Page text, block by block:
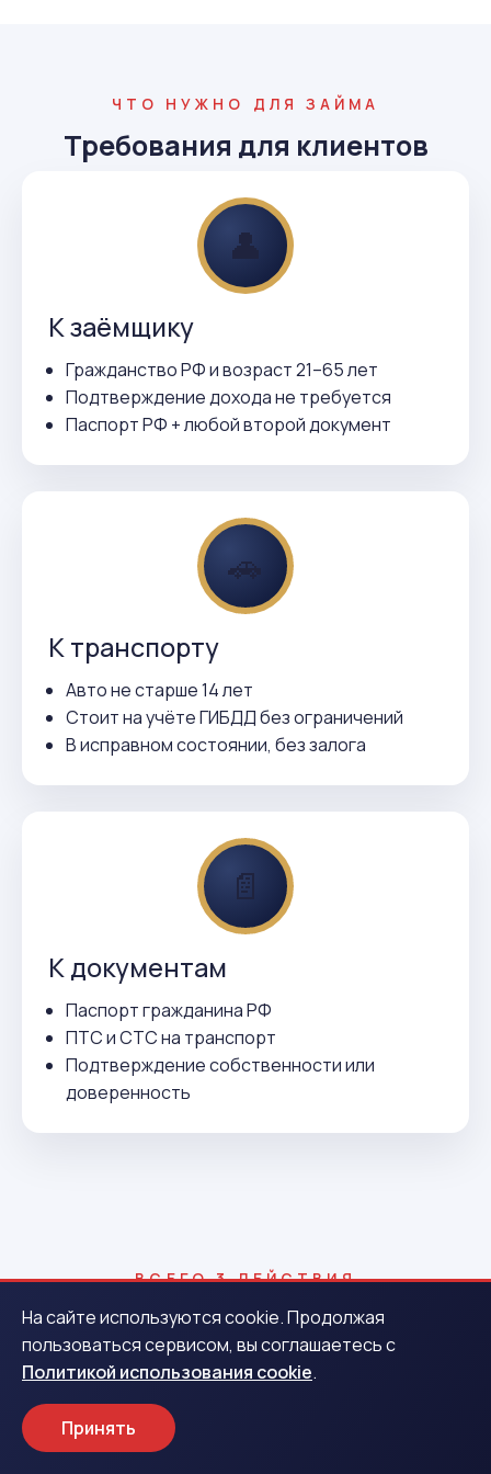
ЧТО НУЖНО ДЛЯ ЗАЙМА
Требования для клиентов
👤
К заёмщику
Гражданство РФ и возраст 21–65 лет
Подтверждение дохода не требуется
Паспорт РФ + любой второй документ
🚗
К транспорту
Авто не старше 14 лет
Стоит на учёте ГИБДД без ограничений
В исправном состоянии, без залога
📄
К документам
Паспорт гражданина РФ
ПТС и СТС на транспорт
Подтверждение собственности или
доверенность
ВСЕГО 3 ДЕЙСТВИЯ
Как получить деньги в
Камбарке
1
На сайте используются cookie. Продолжая
пользоваться сервисом, вы соглашаетесь с
Политикой использования cookie.
Принять